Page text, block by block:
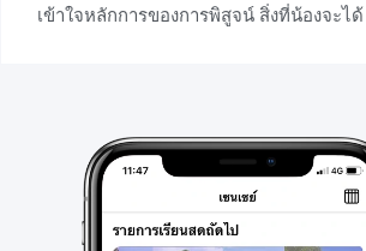
เข้าใจหลักการของการพิสูจน์ สิ่งที่น้องจะได้
+5